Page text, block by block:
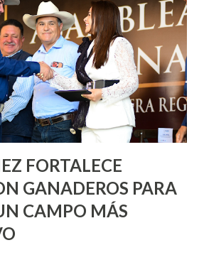
pintura, para dar inicio en la calle
Elizondo y la calle 22 de Octubre, con
en 66 casas. Posteriormente se
a Villas de Nuestra Señora de la
y Decreto 27 de Septiembre, en
Ojo de Agua, en la comunidad
y en los edificios de...
FORTALECE
GANADEROS PARA
CAMPO MÁS